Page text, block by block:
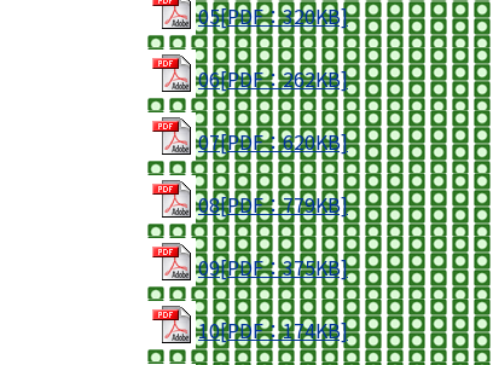
05[PDF：320KB]
06[PDF：262KB]
07[PDF：620KB]
08[PDF：779KB]
09[PDF：375KB]
10[PDF：174KB]